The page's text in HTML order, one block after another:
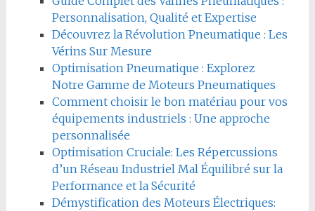
Personnalisation, Qualité et Expertise
Découvrez la Révolution Pneumatique : Les
Vérins Sur Mesure
Optimisation Pneumatique : Explorez
Notre Gamme de Moteurs Pneumatiques
Comment choisir le bon matériau pour vos
équipements industriels : Une approche
personnalisée
Optimisation Cruciale: Les Répercussions
d’un Réseau Industriel Mal Équilibré sur la
Performance et la Sécurité
Démystification des Moteurs Électriques: